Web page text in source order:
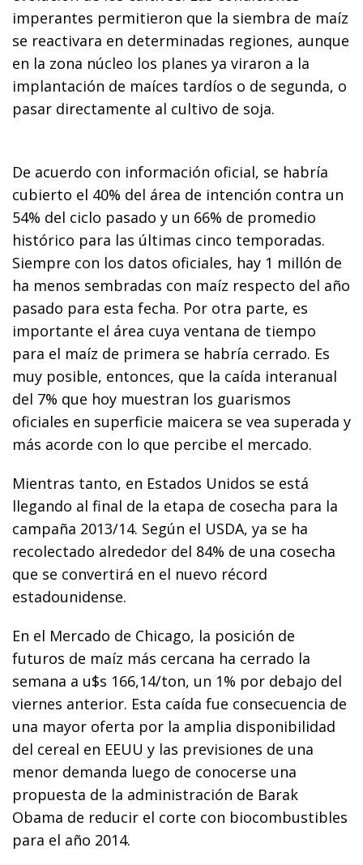
imperantes permitieron que la siembra de maíz
se reactivara en determinadas regiones, aunque
en la zona núcleo los planes ya viraron a la
implantación de maíces tardíos o de segunda, o
pasar directamente al cultivo de soja.
De acuerdo con información oficial, se habría
cubierto el 40% del área de intención contra un
54% del ciclo pasado y un 66% de promedio
histórico para las últimas cinco temporadas.
Siempre con los datos oficiales, hay 1 millón de
ha menos sembradas con maíz respecto del año
pasado para esta fecha. Por otra parte, es
importante el área cuya ventana de tiempo
para el maíz de primera se habría cerrado. Es
muy posible, entonces, que la caída interanual
del 7% que hoy muestran los guarismos
oficiales en superficie maicera se vea superada y
más acorde con lo que percibe el mercado.
Mientras tanto, en Estados Unidos se está
llegando al final de la etapa de cosecha para la
campaña 2013/14. Según el USDA, ya se ha
recolectado alrededor del 84% de una cosecha
que se convertirá en el nuevo récord
estadounidense.
En el Mercado de Chicago, la posición de
futuros de maíz más cercana ha cerrado la
semana a u$s 166,14/ton, un 1% por debajo del
viernes anterior. Esta caída fue consecuencia de
una mayor oferta por la amplia disponibilidad
del cereal en EEUU y las previsiones de una
menor demanda luego de conocerse una
propuesta de la administración de Barak
Obama de reducir el corte con biocombustibles
para el año 2014.